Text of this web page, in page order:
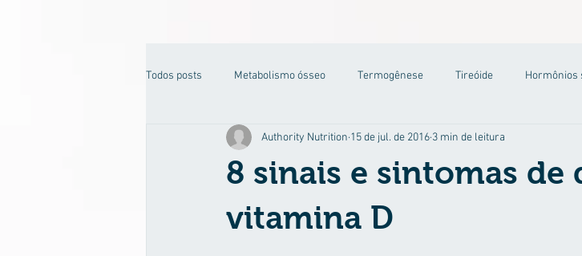
Todos posts Metabolismo ósseo Termogênese Tireóide Hormônios
Dislipidemia
8 sinais e sintomas de
vitamina D
Authority Nutrition 15 de jul. de 2016 3 min de leitura